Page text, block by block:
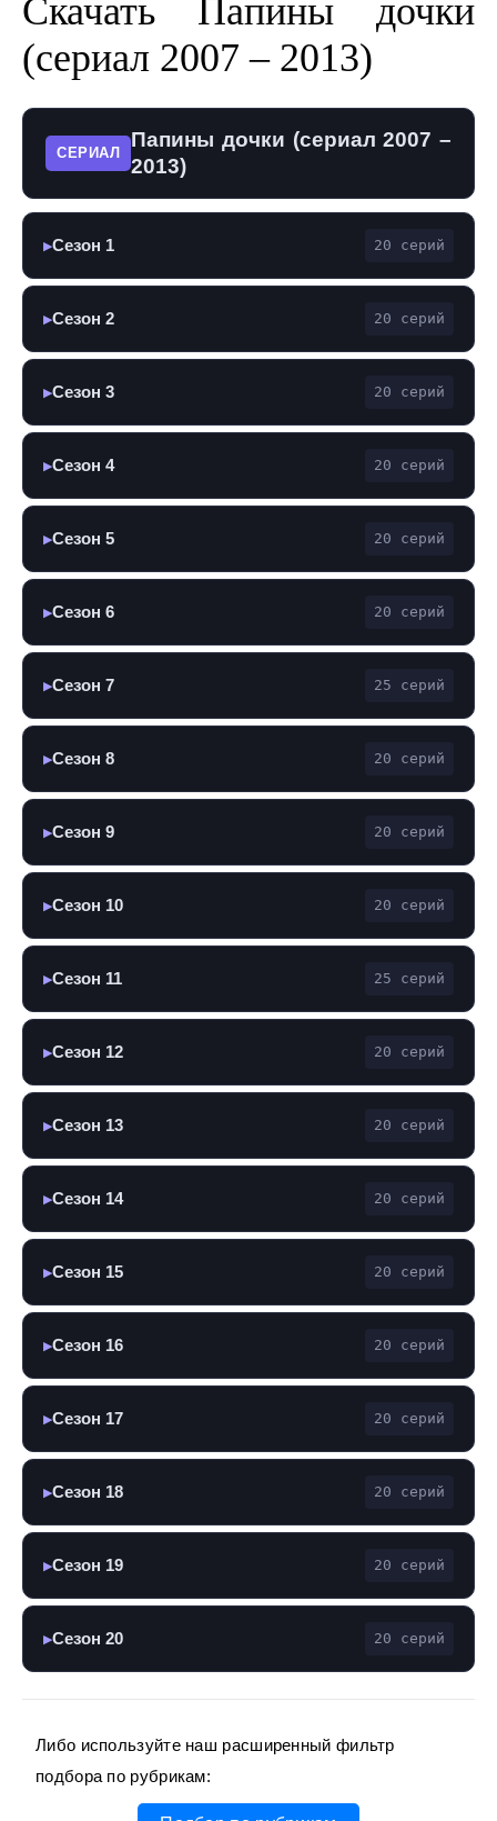
Скачать Папины дочки
(сериал 2007 – 2013)
СЕРИАЛ
Папины дочки (сериал 2007 –
2013)
▶Сезон 1 20 серий
▶Сезон 2 20 серий
▶Сезон 3 20 серий
▶Сезон 4 20 серий
▶Сезон 5 20 серий
▶Сезон 6 20 серий
▶Сезон 7 25 серий
▶Сезон 8 20 серий
▶Сезон 9 20 серий
▶Сезон 10 20 серий
▶Сезон 11 25 серий
▶Сезон 12 20 серий
▶Сезон 13 20 серий
▶Сезон 14 20 серий
▶Сезон 15 20 серий
▶Сезон 16 20 серий
▶Сезон 17 20 серий
▶Сезон 18 20 серий
▶Сезон 19 20 серий
▶Сезон 20 20 серий
Либо используйте наш расширенный фильтр
подбора по рубрикам: